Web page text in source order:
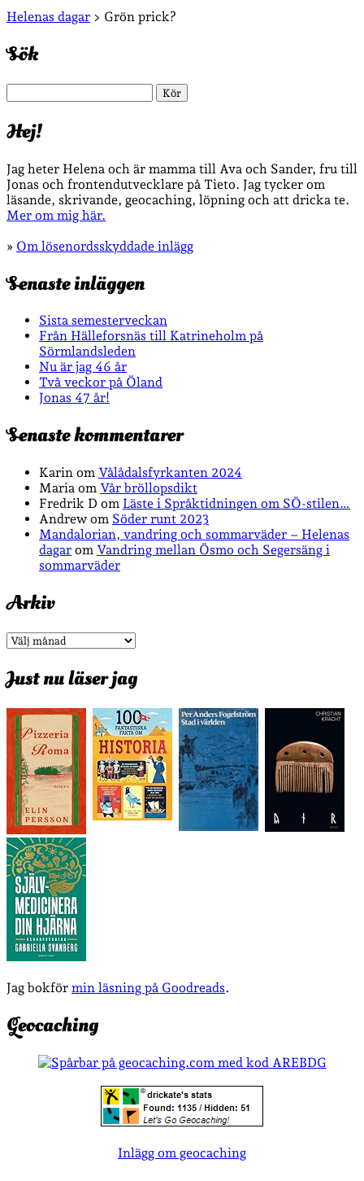
Sidopanel
Helenas dagar > Grön prick?
Sök
Hej!
Jag heter Helena och är mamma till Ava och Sander, fru till
Jonas och frontendutvecklare på Tieto. Jag tycker om
läsande, skrivande, geocaching, löpning och att dricka te.
Mer om mig här.
» Om lösenordsskyddade inlägg
Senaste inläggen
Sista semesterveckan
Från Hälleforsnäs till Katrineholm på
Sörmlandsleden
Nu är jag 46 år
Två veckor på Öland
Jonas 47 år!
Senaste kommentarer
Karin om Vålådalsfyrkanten 2024
Maria om Vår bröllopsdikt
Fredrik D om Läste i Språktidningen om SÖ-stilen…
Andrew om Söder runt 2023
Mandalorian, vandring och sommarväder – Helenas
dagar om Vandring mellan Ösmo och Segersäng i
sommarväder
Arkiv
Arkiv
Just nu läser jag
Jag bokför min läsning på Goodreads.
Geocaching
Inlägg om geocaching